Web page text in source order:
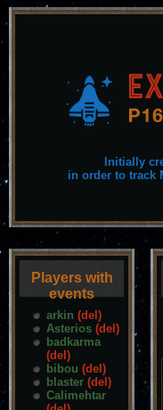
Initially
in order to track
Players with
events
arkin (del)
Asterios (del)
badkarma
(del)
bibou (del)
blaster (del)
Calimehtar